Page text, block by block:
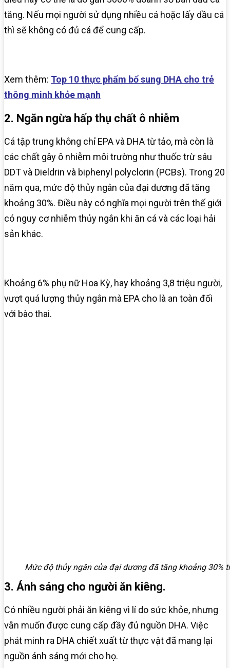
tăng. Nếu mọi người sử dụng nhiều cá hoặc lấy dầu cá
thì sẽ không có đủ cá để cung cấp.
Xem thêm: Top 10 thực phẩm bổ sung DHA cho trẻ
thông minh khỏe mạnh
2. Ngăn ngừa hấp thụ chất ô nhiễm
Cá tập trung không chỉ EPA và DHA từ tảo, mà còn là
các chất gây ô nhiễm môi trường như thuốc trừ sâu
DDT và Dieldrin và biphenyl polyclorin (PCBs). Trong 20
năm qua, mức độ thủy ngân của đại dương đã tăng
khoảng 30%. Điều này có nghĩa mọi người trên thế giới
có nguy cơ nhiễm thủy ngân khi ăn cá và các loại hải
sản khác.
Khoảng 6% phụ nữ Hoa Kỳ, hay khoảng 3,8 triệu người,
vượt quá lượng thủy ngân mà EPA cho là an toàn đối
với bào thai.
Mức độ thủy ngân của đại dương đã tăng khoảng 30%
3. Ánh sáng cho người ăn kiêng.
Có nhiều người phải ăn kiêng vì lí do sức khỏe, nhưng
vẫn muốn được cung cấp đầy đủ nguồn DHA. Việc
phát minh ra DHA chiết xuất từ thực vật đã mang lại
nguồn ánh sáng mới cho họ.